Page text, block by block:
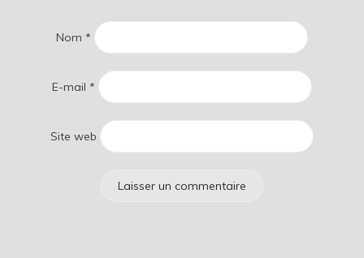
Nom *
E-mail *
Site web